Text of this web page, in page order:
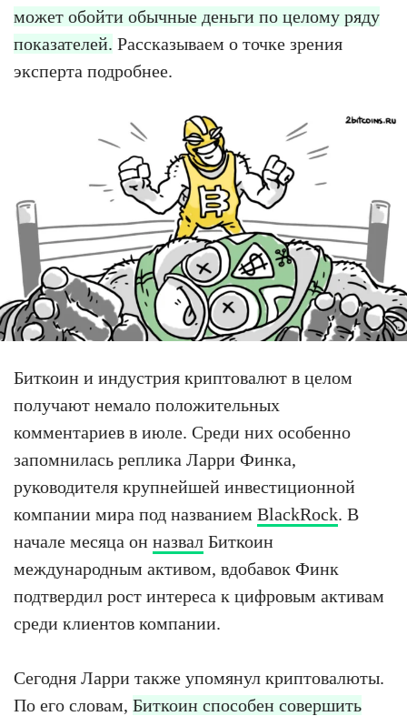
может обойти обычные деньги по целому ряду
показателей. Рассказываем о точке зрения
эксперта подробнее.
Биткоин и индустрия криптовалют в целом
получают немало положительных
комментариев в июле. Среди них особенно
запомнилась реплика Ларри Финка,
руководителя крупнейшей инвестиционной
компании мира под названием BlackRock. В
начале месяца он назвал Биткоин
международным активом, вдобавок Финк
подтвердил рост интереса к цифровым активам
среди клиентов компании.
Сегодня Ларри также упомянул криптовалюты.
По его словам, Биткоин способен совершить